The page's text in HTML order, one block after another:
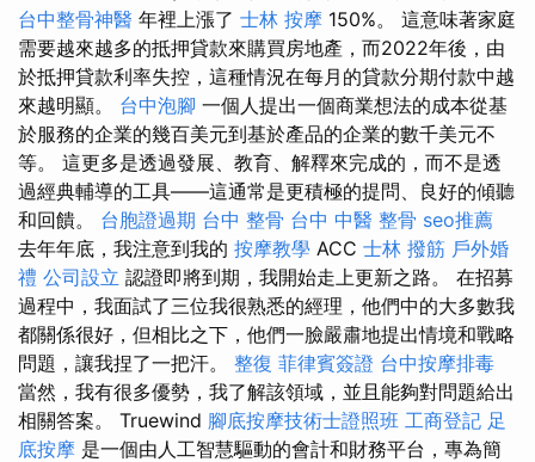
台中整骨神醫 年裡上漲了 士林 按摩 150%。 這意味著家庭
需要越來越多的抵押貸款來購買房地產，而2022年後，由
於抵押貸款利率失控，這種情況在每月的貸款分期付款中越
來越明顯。 台中泡腳 一個人提出一個商業想法的成本從基
於服務的企業的幾百美元到基於產品的企業的數千美元不
等。 這更多是透過發展、教育、解釋來完成的，而不是透
過經典輔導的工具——這通常是更積極的提問、良好的傾聽
和回饋。 台胞證過期 台中 整骨 台中 中醫 整骨 seo推薦
去年年底，我注意到我的 按摩教學 ACC 士林 撥筋 戶外婚
禮 公司設立 認證即將到期，我開始走上更新之路。 在招募
過程中，我面試了三位我很熟悉的經理，他們中的大多數我
都關係很好，但相比之下，他們一臉嚴肅地提出情境和戰略
問題，讓我捏了一把汗。 整復 菲律賓簽證 台中按摩排毒
當然，我有很多優勢，我了解該領域，並且能夠對問題給出
相關答案。 Truewind 腳底按摩技術士證照班 工商登記 足
底按摩 是一個由人工智慧驅動的會計和財務平台，專為簡